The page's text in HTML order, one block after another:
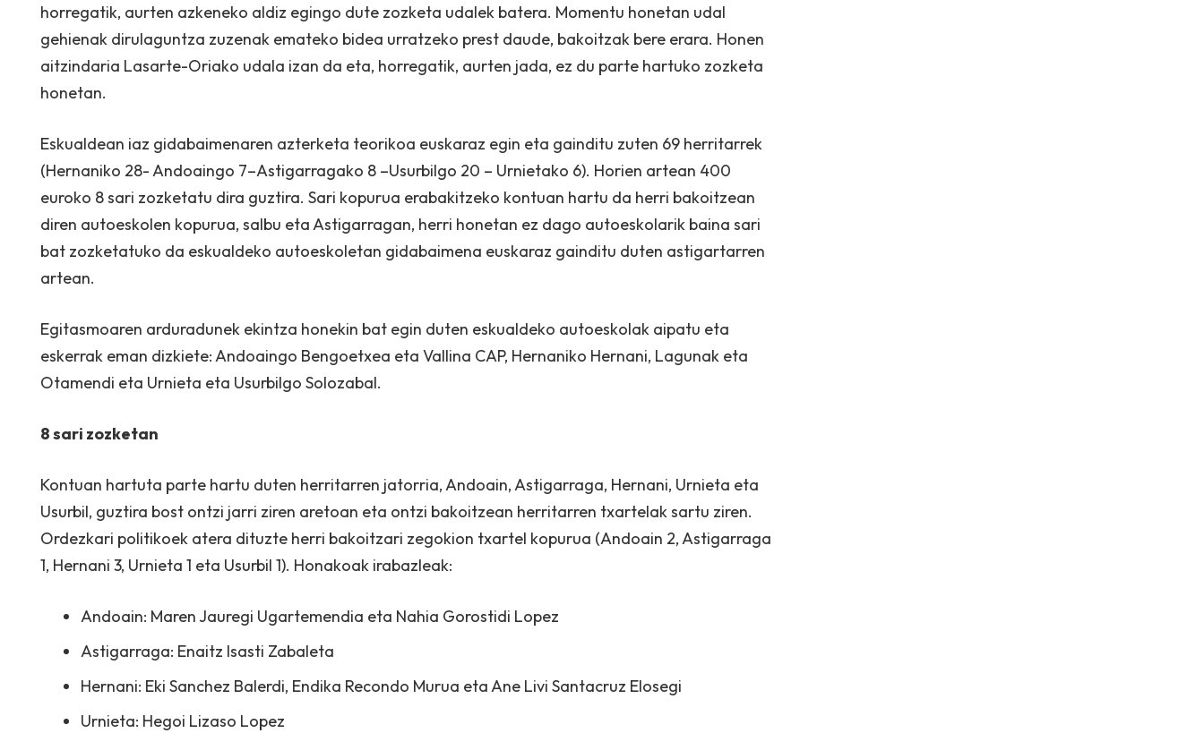
horregatik, aurten azkeneko aldiz egingo dute zozketa udalek batera. Momentu honetan udal
gehienak dirulaguntza zuzenak emateko bidea urratzeko prest daude, bakoitzak bere erara. Honen
aitzindaria Lasarte-Oriako udala izan da eta, horregatik, aurten jada, ez du parte hartuko zozketa
honetan.
Eskualdean iaz gidabaimenaren azterketa teorikoa euskaraz egin eta gainditu zuten 69 herritarrek
(Hernaniko 28- Andoaingo 7–Astigarragako 8 –Usurbilgo 20 – Urnietako 6). Horien artean 400
euroko 8 sari zozketatu dira guztira. Sari kopurua erabakitzeko kontuan hartu da herri bakoitzean
diren autoeskolen kopurua, salbu eta Astigarragan, herri honetan ez dago autoeskolarik baina sari
bat zozketatuko da eskualdeko autoeskoletan gidabaimena euskaraz gainditu duten astigartarren
artean.
Egitasmoaren arduradunek ekintza honekin bat egin duten eskualdeko autoeskolak aipatu eta
eskerrak eman dizkiete: Andoaingo Bengoetxea eta Vallina CAP, Hernaniko Hernani, Lagunak eta
Otamendi eta Urnieta eta Usurbilgo Solozabal.
8 sari zozketan
Kontuan hartuta parte hartu duten herritarren jatorria, Andoain, Astigarraga, Hernani, Urnieta eta
Usurbil, guztira bost ontzi jarri ziren aretoan eta ontzi bakoitzean herritarren txartelak sartu ziren.
Ordezkari politikoek atera dituzte herri bakoitzari zegokion txartel kopurua (Andoain 2, Astigarraga
1, Hernani 3, Urnieta 1 eta Usurbil 1). Honakoak irabazleak:
Andoain: Maren Jauregi Ugartemendia eta Nahia Gorostidi Lopez
Astigarraga: Enaitz Isasti Zabaleta
Hernani: Eki Sanchez Balerdi, Endika Recondo Murua eta Ane Livi Santacruz Elosegi
Urnieta: Hegoi Lizaso Lopez